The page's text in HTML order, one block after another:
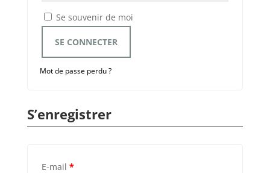
Se souvenir de moi
SE CONNECTER
Mot de passe perdu ?
S’enregistrer
E-mail *